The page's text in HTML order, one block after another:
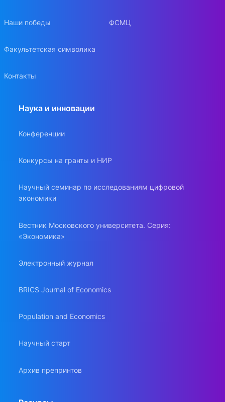
Наши победы
Факультетская символика
Контакты
ФСМЦ
Наука и инновации
Конференции
Конкурсы на гранты и НИР
Научный семинар по исследованиям цифровой
экономики
Вестник Московского университета. Серия:
«Экономика»
Электронный журнал
BRICS Journal of Economics
Population and Economics
Научный старт
Архив препринтов